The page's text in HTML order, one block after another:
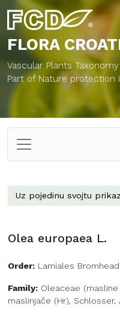
FLORA
Vascular Plants
Part of Nature
Uz pojedinu svojtu
Olea europaea L.
Order: Lamiales Bromhead
Family: Oleaceae (masline
maslinjače (Hr), Schlosser,